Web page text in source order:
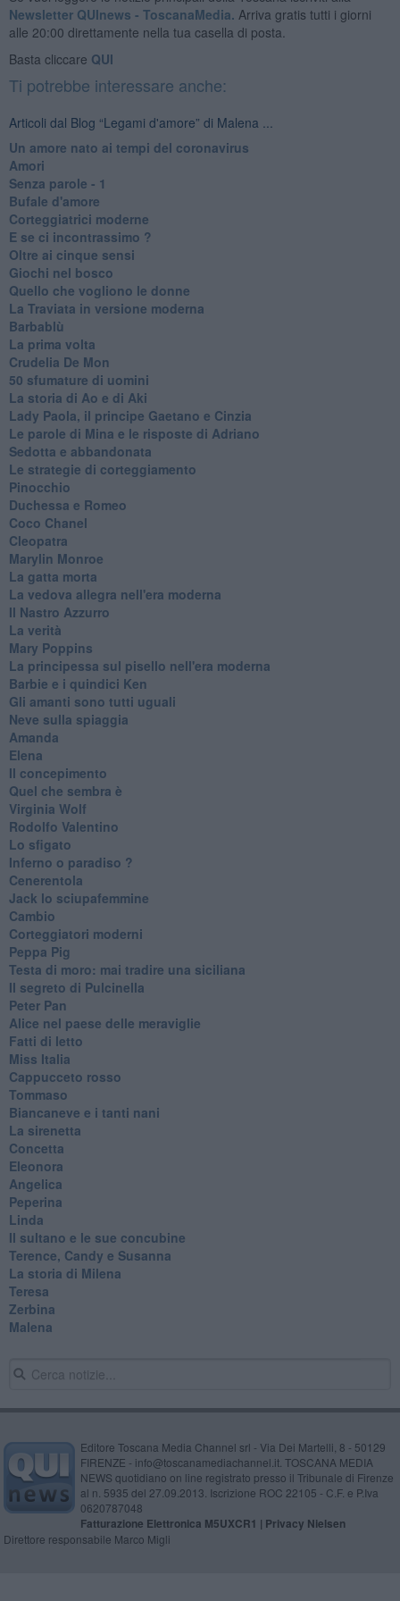
Newsletter QUInews - ToscanaMedia. Arriva gratis tutti i giorni
alle 20:00 direttamente nella tua casella di posta.
Basta cliccare QUI
Ti potrebbe interessare anche:
Articoli dal Blog “Legami d'amore” di Malena ...
Un amore nato ai tempi del coronavirus
Amori
Senza parole - 1
Bufale d'amore
Corteggiatrici moderne
E se ci incontrassimo ?
Oltre ai cinque sensi
Giochi nel bosco
Quello che vogliono le donne
La Traviata in versione moderna
Barbablù
La prima volta
Crudelia De Mon
50 sfumature di uomini
La storia di Ao e di Aki
Lady Paola, il principe Gaetano e Cinzia
Le parole di Mina e le risposte di Adriano
Sedotta e abbandonata
Le strategie di corteggiamento
Pinocchio
Duchessa e Romeo
Coco Chanel
Cleopatra
Marylin Monroe
La gatta morta
La vedova allegra nell'era moderna
​Il Nastro Azzurro
La verità
Mary Poppins
La principessa sul pisello nell'era moderna
Barbie e i quindici Ken
Gli amanti sono tutti uguali
Neve sulla spiaggia
Amanda
Elena
Il concepimento
Quel che sembra è
Virginia Wolf
Rodolfo Valentino
Lo sfigato
Inferno o paradiso ?
Cenerentola
Jack lo sciupafemmine
Cambio
Corteggiatori moderni
Peppa Pig
Testa di moro: mai tradire una siciliana
Il segreto di Pulcinella
Peter Pan
Alice nel paese delle meraviglie
Fatti di letto
Miss Italia
Cappucceto rosso
Tommaso
Biancaneve e i tanti nani
La sirenetta
Concetta
Eleonora
Angelica
Peperina
Linda
Il sultano e le sue concubine
Terence, Candy e Susanna
La storia di Milena
Teresa
Zerbina
Malena
Editore Toscana Media Channel srl - Via Dei Martelli, 8 - 50129
FIRENZE - info@toscanamediachannel.it. TOSCANA MEDIA
NEWS quotidiano on line registrato presso il Tribunale di Firenze
al n. 5935 del 27.09.2013. Iscrizione ROC 22105 - C.F. e P.Iva
0620787048
Fatturazione Elettronica M5UXCR1 | Privacy Nielsen
Direttore responsabile Marco Migli